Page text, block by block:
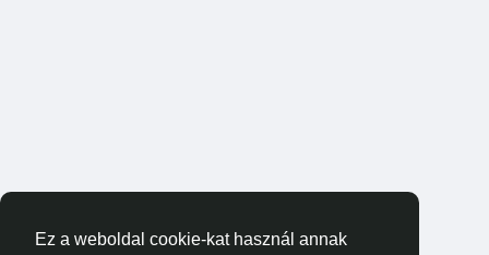
Ez a weboldal cookie-kat használ annak